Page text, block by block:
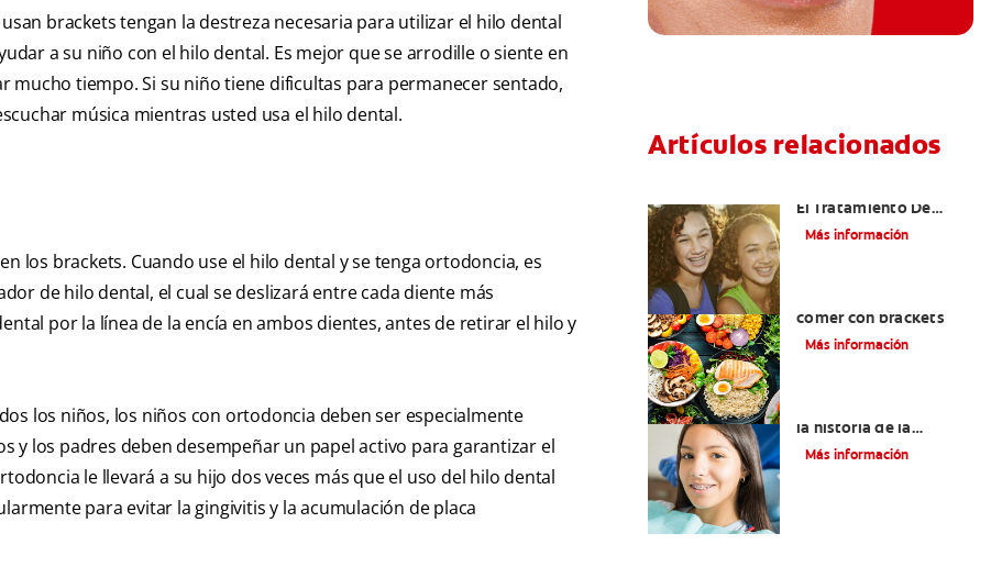
brackets tengan la destreza necesaria para utilizar el hilo dental
a su niño con el hilo dental. Es mejor que se arrodille o siente en
mucho tiempo. Si su niño tiene dificultas para permanecer sentado,
música mientras usted usa el hilo dental.
los brackets. Cuando use el hilo dental y se tenga ortodoncia, es
de hilo dental, el cual se deslizará entre cada diente más
por la línea de la encía en ambos dientes, antes de retirar el hilo y
los niños, los niños con ortodoncia deben ser especialmente
y los padres deben desempeñar un papel activo para garantizar el
le llevará a su hijo dos veces más que el uso del hilo dental
para evitar la gingivitis y la acumulación de placa
Artículos relacionados
El Tratamiento De
Ortodoncia
Más información
comer con brackets
Más información
la historia de la
ortodoncia
Más información